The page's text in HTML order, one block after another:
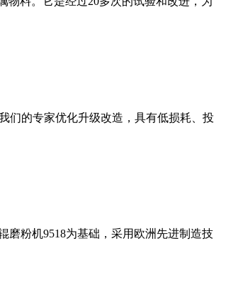
们的专家优化升级改造，具有低损耗、投
粉机9518为基础，采用欧洲先进制造技